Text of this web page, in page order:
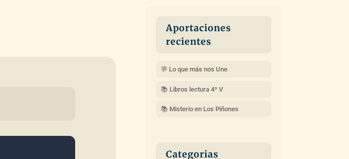
Aportaciones
recientes
💬 Lo que más nos Une
📚 Libros lectura 4º V
📚 Misterio en Los Piñones
Categorias